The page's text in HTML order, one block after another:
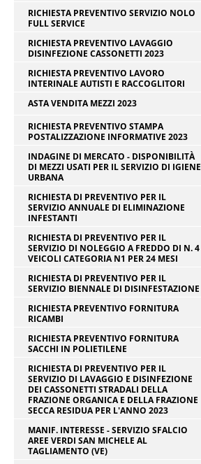
RICHIESTA PREVENTIVO SERVIZIO NOLO
FULL SERVICE
RICHIESTA PREVENTIVO LAVAGGIO
DISINFEZIONE CASSONETTI 2023
RICHIESTA PREVENTIVO LAVORO
INTERINALE AUTISTI E RACCOGLITORI
ASTA VENDITA MEZZI 2023
RICHIESTA PREVENTIVO STAMPA
POSTALIZZAZIONE INFORMATIVE 2023
INDAGINE DI MERCATO - DISPONIBILITÀ
DI MEZZI USATI PER IL SERVIZIO DI IGIENE
URBANA
RICHIESTA DI PREVENTIVO PER IL
SERVIZIO ANNUALE DI ELIMINAZIONE
INFESTANTI
RICHIESTA DI PREVENTIVO PER IL
SERVIZIO DI NOLEGGIO A FREDDO DI N. 4
VEICOLI CATEGORIA N1 PER 24 MESI
RICHIESTA DI PREVENTIVO PER IL
SERVIZIO BIENNALE DI DISINFESTAZIONE
RICHIESTA PREVENTIVO FORNITURA
RICAMBI
RICHIESTA PREVENTIVO FORNITURA
SACCHI IN POLIETILENE
RICHIESTA DI PREVENTIVO PER IL
SERVIZIO DI LAVAGGIO E DISINFEZIONE
DEI CASSONETTI STRADALI DELLA
FRAZIONE ORGANICA E DELLA FRAZIONE
SECCA RESIDUA PER L'ANNO 2023
MANIF. INTERESSE - SERVIZIO SFALCIO
AREE VERDI SAN MICHELE AL
TAGLIAMENTO (VE)